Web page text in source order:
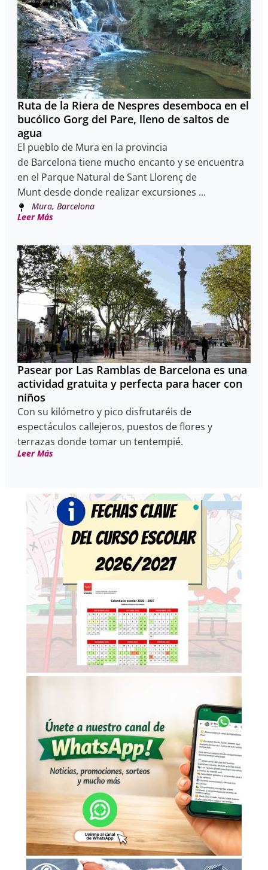
Ruta de la Riera de Nespres desemboca en el
bucólico Gorg del Pare, lleno de saltos de
agua
El pueblo de Mura en la provincia
de Barcelona tiene mucho encanto y se encuentra
en el Parque Natural de Sant Llorenç de
Munt desde donde realizar excursiones ...
Mura, Barcelona
Leer Más
Pasear por Las Ramblas de Barcelona es una
actividad gratuita y perfecta para hacer con
niños
Con su kilómetro y pico disfrutaréis de
espectáculos callejeros, puestos de flores y
terrazas donde tomar un tentempié.
Leer Más